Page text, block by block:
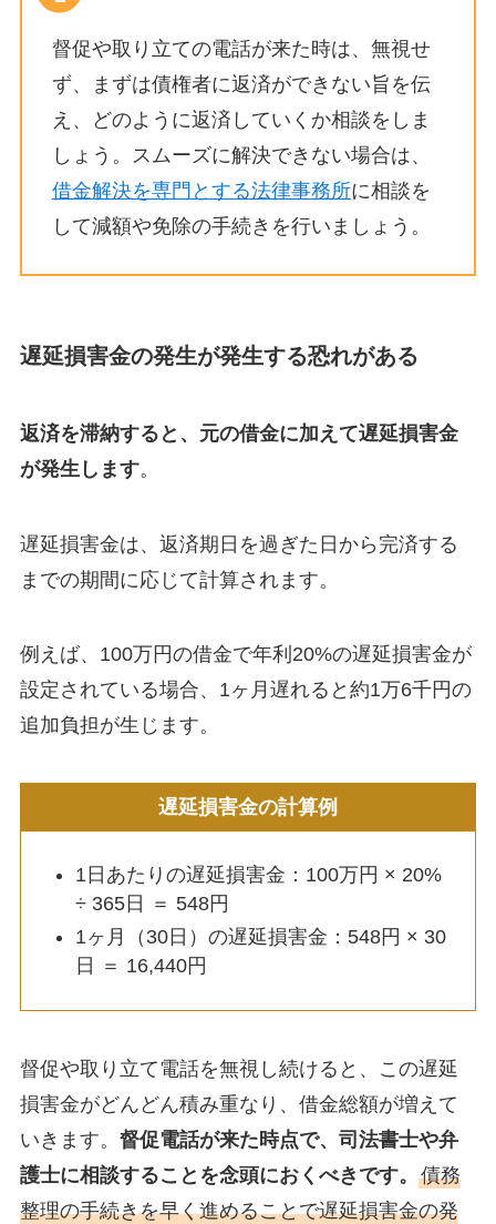
督促や取り立ての電話が来た時は、無視せ
ず、まずは債権者に返済ができない旨を伝
え、どのように返済していくか相談をしま
しょう。スムーズに解決できない場合は、
借金解決を専門とする法律事務所に相談を
して減額や免除の手続きを行いましょう。
遅延損害金の発生が発生する恐れがある
返済を滞納すると、元の借金に加えて遅延損害金
が発生します。
遅延損害金は、返済期日を過ぎた日から完済する
までの期間に応じて計算されます。
例えば、100万円の借金で年利20%の遅延損害金が
設定されている場合、1ヶ月遅れると約1万6千円の
追加負担が生じます。
遅延損害金の計算例
1日あたりの遅延損害金：100万円 × 20%
÷ 365日 ＝ 548円
1ヶ月（30日）の遅延損害金：548円 × 30
日 ＝ 16,440円
督促や取り立て電話を無視し続けると、この遅延
損害金がどんどん積み重なり、借金総額が増えて
いきます。 督促電話が来た時点で、司法書士や弁
護士に相談することを念頭におくべきです。 債務
整理の手続きを早く進めることで遅延損害金の発